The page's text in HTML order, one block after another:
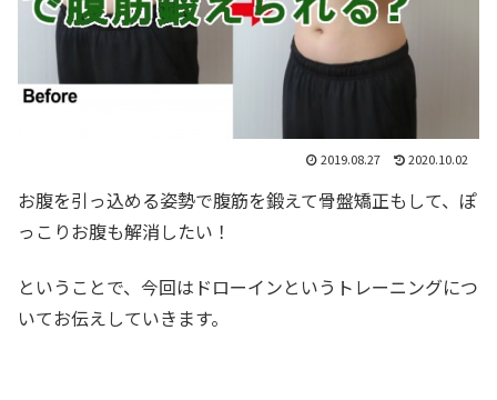
2019.08.27 2020.10.02
お腹を引っ込める姿勢で腹筋を鍛えて骨盤矯正もして、ぽ
っこりお腹も解消したい！
ということで、今回はドローインというトレーニングにつ
いてお伝えしていきます。